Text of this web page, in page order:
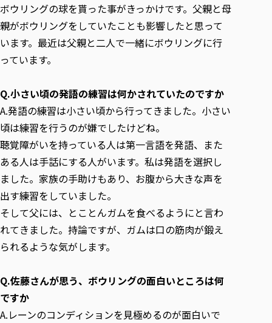
ボウリングの球を貰った事がきっかけです。父親と母
親がボウリングをしていたことも影響したと思って
います。最近は父親と二人で一緒にボウリングに行
っています。
Q.小さい頃の発語の練習は何かされていたのですか
A.発語の練習は小さい頃から行ってきました。小さい
頃は練習を行うのが嫌でしたけどね。
聴覚障がいを持っている人は第一言語を発語、また
ある人は手話にする人がいます。私は発語を選択し
ました。家族の手助けもあり、お腹から大きな声を
出す練習をしていました。
そして父には、とことんガムを食べるようにと言わ
れてきました。持論ですが、ガムは口の筋肉が鍛え
られるような気がします。
Q.佐藤さんが思う、ボウリングの面白いところは何
ですか
A.レーンのコンディションを見極めるのが面白いで